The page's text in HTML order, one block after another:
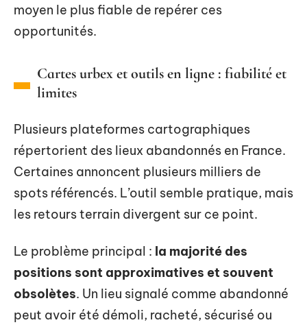
moyen le plus fiable de repérer ces
opportunités.
Cartes urbex et outils en ligne : fiabilité et
limites
Plusieurs plateformes cartographiques
répertorient des lieux abandonnés en France.
Certaines annoncent plusieurs milliers de
spots référencés. L’outil semble pratique, mais
les retours terrain divergent sur ce point.
Le problème principal : la majorité des
positions sont approximatives et souvent
obsolètes. Un lieu signalé comme abandonné
peut avoir été démoli, racheté, sécurisé ou